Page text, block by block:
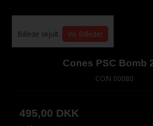
Billede skjult. Vis Billeder
Cones PSC Bomb
CON 00080
495,00 DKK